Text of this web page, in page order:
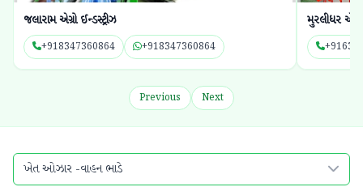
મુરલીધર એંટરપ્રાઇઝ
+916354788104 +916354788104
એગ્રીટેક
Previous Next
ખેત ઓઝાર -વાહન ભાડે